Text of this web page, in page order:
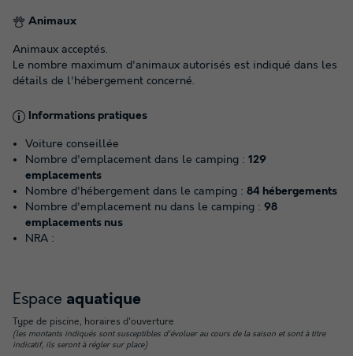
Animaux
Animaux acceptés.
Le nombre maximum d'animaux autorisés est indiqué dans les
détails de l'hébergement concerné.
Informations pratiques
Voiture conseillée
Nombre d'emplacement dans le camping : 129
emplacements
Nombre d'hébergement dans le camping : 84 hébergements
Nombre d'emplacement nu dans le camping : 98
emplacements nus
NRA :
Espace aquatique
Type de piscine, horaires d'ouverture
(les montants indiqués sont susceptibles d'évoluer au cours de la saison et sont à titre
indicatif, ils seront à régler sur place)